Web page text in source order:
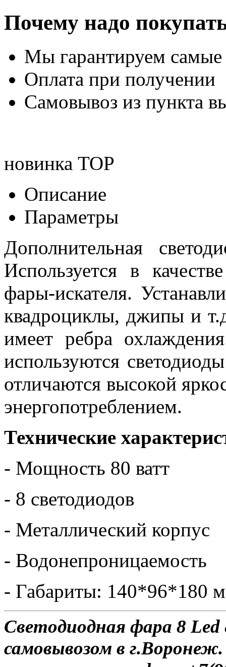
Почему надо
Мы гарантируем
Оплата при получении
Самовывоз из пункта
новинка TOP
Описание
Параметры
Дополнительная
Используется в
фары-искателя.
квадроциклы, джипы и
имеет ребра
используются
отличаются высокой
энергопотреблением.
Технические
- Мощность 80 ватт
- 8 светодиодов
- Металлический корпус
- Водонепроницаемость
- Габариты: 140*96*180
Светодиодная фара 8 Led
самовывозом в